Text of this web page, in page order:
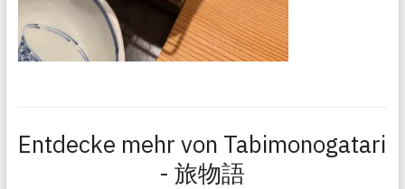
Entdecke mehr von Tabimonogatari
- 旅物語